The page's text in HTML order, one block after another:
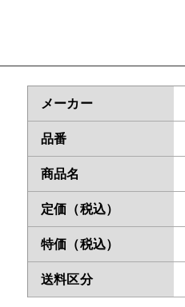
メーカー
品番
商品名
定価（税込）
特価（税込）
送料区分